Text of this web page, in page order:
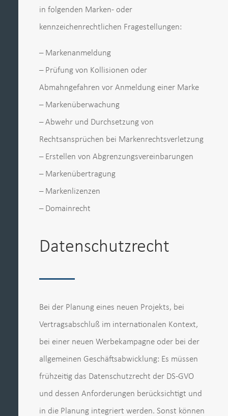
in folgenden Marken- oder
kennzeichenrechtlichen Fragestellungen:
– Markenanmeldung
– Prüfung von Kollisionen oder
Abmahngefahren vor Anmeldung einer Marke
– Markenüberwachung
– Abwehr und Durchsetzung von
Rechtsansprüchen bei Markenrechtsverletzung
– Erstellen von Abgrenzungsvereinbarungen
– Markenübertragung
– Markenlizenzen
– Domainrecht
Datenschutzrecht
Bei der Planung eines neuen Projekts, bei
Vertragsabschluß im internationalen Kontext,
bei einer neuen Werbekampagne oder bei der
allgemeinen Geschäftsabwicklung: Es müssen
frühzeitig das Datenschutzrecht der DS-GVO
und dessen Anforderungen berücksichtigt und
in die Planung integriert werden. Sonst können